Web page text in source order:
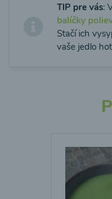
TIP pre vás:
balíčky
Stačí ich
vaše jedlo